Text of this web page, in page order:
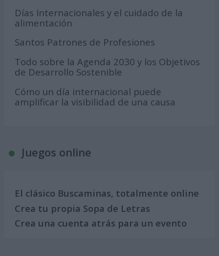
Días Internacionales y el cuidado de la
alimentación
Santos Patrones de Profesiones
Todo sobre la Agenda 2030 y los Objetivos
de Desarrollo Sostenible
Cómo un día internacional puede
amplificar la visibilidad de una causa
Juegos online
El clásico Buscaminas, totalmente online
Crea tu propia Sopa de Letras
Crea una cuenta atrás para un evento